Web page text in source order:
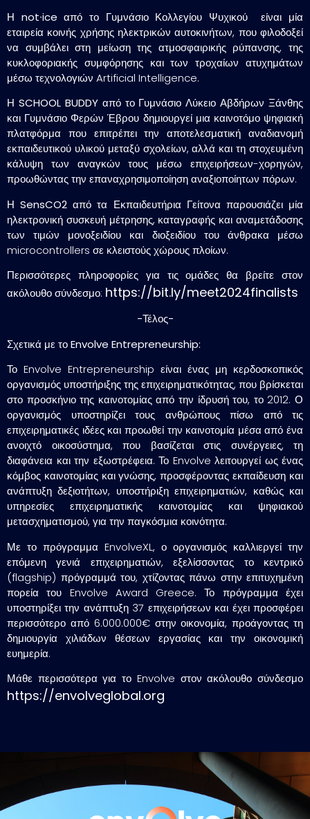
Η not∙ice από το Γυμνάσιο Κολλεγίου Ψυχικού είναι μία
εταιρεία κοινής χρήσης ηλεκτρικών αυτοκινήτων, που φιλοδοξεί
να συμβάλει στη μείωση της ατμοσφαιρικής ρύπανσης, της
κυκλοφοριακής συμφόρησης και των τροχαίων ατυχημάτων
μέσω τεχνολογιών Artificial Intelligence.
Η SCHOOL BUDDYαπό το Γυμνάσιο Λύκειο Αβδήρων Ξάνθης
και Γυμνάσιο Φερών Έβρου δημιουργεί μια καινοτόμο ψηφιακή
πλατφόρμα που επιτρέπει την αποτελεσματική αναδιανομή
εκπαιδευτικού υλικού μεταξύ σχολείων, αλλά και τη στοχευμένη
κάλυψη των αναγκών τους μέσω επιχειρήσεων-χορηγών,
προωθώντας την επαναχρησιμοποίηση αναξιοποίητων πόρων.
ΗSensCO2από τα Εκπαιδευτήρια Γείτονα παρουσιάζει μία
ηλεκτρονική συσκευή μέτρησης, καταγραφής και αναμετάδοσης
των τιμών μονοξειδίου και διοξειδίου του άνθρακα μέσω
microcontrollers σε κλειστούς χώρους πλοίων.
Περισσότερες πληροφορίες για τις ομάδες θα βρείτε στον
ακόλουθο σύνδεσμο: https://bit.ly/meet2024finalists
-Τέλος-
Σχετικά με το Envolve Entrepreneurship:
Το Envolve Entrepreneurship είναι ένας μη κερδοσκοπικός
οργανισμός υποστήριξης της επιχειρηματικότητας, που βρίσκεται
στο προσκήνιο της καινοτομίας από την ίδρυσή του, το 2012. Ο
οργανισμός υποστηρίζει τους ανθρώπους πίσω από τις
επιχειρηματικές ιδέες και προωθεί την καινοτομία μέσα από ένα
ανοιχτό οικοσύστημα, που βασίζεται στις συνέργειες, τη
διαφάνεια και την εξωστρέφεια. Το Envolve λειτουργεί ως ένας
κόμβος καινοτομίας και γνώσης, προσφέροντας εκπαίδευση και
ανάπτυξη δεξιοτήτων, υποστήριξη επιχειρηματιών, καθώς και
υπηρεσίες επιχειρηματικής καινοτομίας και ψηφιακού
μετασχηματισμού, για την παγκόσμια κοινότητα.
Με το πρόγραμμα EnvolveXL, ο οργανισμός καλλιεργεί την
επόμενη γενιά επιχειρηματιών, εξελίσσοντας το κεντρικό
(flagship) πρόγραμμά του, χτίζοντας πάνω στην επιτυχημένη
πορεία του Envolve Award Greece. Το πρόγραμμα έχει
υποστηρίξει την ανάπτυξη 37 επιχειρήσεων και έχει προσφέρει
περισσότερο από 6.000.000€ στην οικονομία, προάγοντας τη
δημιουργία χιλιάδων θέσεων εργασίας και την οικονομική
ευημερία.
Μάθε περισσότερα για το Envolve στον ακόλουθο σύνδεσμο
https://envolveglobal.org